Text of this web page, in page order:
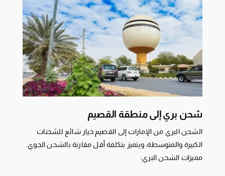
شحن بري إلى منطقة القصيم
الشحن البري من الإمارات إلى القصيم خيار شائع للشحنات
الكبيرة والمتوسطة، ويتميز بتكلفة أقل مقارنة بالشحن الجوي.
مميزات الشحن البري: